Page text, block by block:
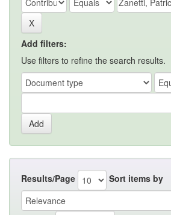
Add filters:
Use filters to refine the search results.
Results/Page Sort items by